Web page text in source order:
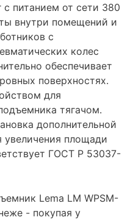
питанием от сети 380
внутри помещений и
с
колес
обеспечивает
поверхностях.
для
тягачом.
дополнительной
площади
ГОСТ Р 53037-
Lema LM WPSM-
- покупая у